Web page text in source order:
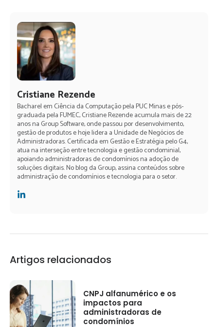
Cristiane Rezende
Bacharel em Ciência da Computação pela PUC Minas e pós-
graduada pela FUMEC, Cristiane Rezende acumula mais de 22
anos na Group Software, onde passou por desenvolvimento,
gestão de produtos e hoje lidera a Unidade de Negócios de
Administradoras. Certificada em Gestão e Estratégia pelo G4,
atua na interseção entre tecnologia e gestão condominial,
apoiando administradoras de condomínios na adoção de
soluções digitais. No blog da Group, assina conteúdos sobre
administração de condomínios e tecnologia para o setor.
Artigos relacionados
CNPJ alfanumérico e os
impactos para
administradoras de
condomínios